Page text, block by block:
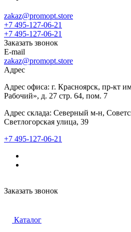
zakaz@promopt.store
+7 495-127-06-21
+7 495-127-06-21
Заказать звонок
E-mail
zakaz@promopt.store
Адрес
Адрес офиса: г. Красноярск, пр-кт
Рабочий», д. 27 стр. 64, пом. 7
Адрес склада: Северный м-н,
Светлогорская улица, 39
+7 495-127-06-21
Заказать звонок
Каталог